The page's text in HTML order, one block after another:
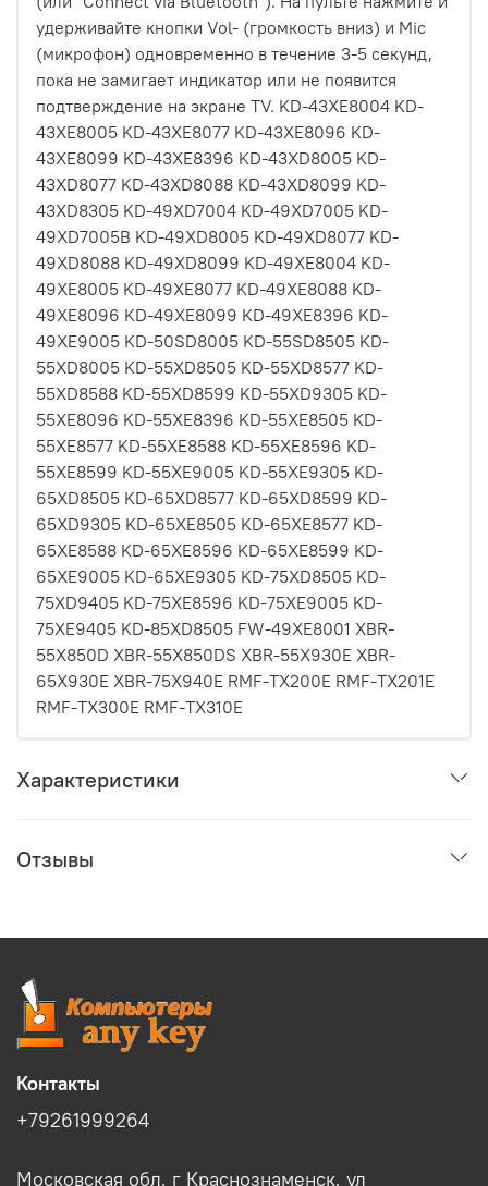
удерживайте кнопки Vol- (громкость вниз) и Mic
(микрофон) одновременно в течение 3-5 секунд,
пока не замигает индикатор или не появится
подтверждение на экране TV. KD-43XE8004 KD-
43XE8005 KD-43XE8077 KD-43XE8096 KD-
43XE8099 KD-43XE8396 KD-43XD8005 KD-
43XD8077 KD-43XD8088 KD-43XD8099 KD-
43XD8305 KD-49XD7004 KD-49XD7005 KD-
49XD7005B KD-49XD8005 KD-49XD8077 KD-
49XD8088 KD-49XD8099 KD-49XE8004 KD-
49XE8005 KD-49XE8077 KD-49XE8088 KD-
49XE8096 KD-49XE8099 KD-49XE8396 KD-
49XE9005 KD-50SD8005 KD-55SD8505 KD-
55XD8005 KD-55XD8505 KD-55XD8577 KD-
55XD8588 KD-55XD8599 KD-55XD9305 KD-
55XE8096 KD-55XE8396 KD-55XE8505 KD-
55XE8577 KD-55XE8588 KD-55XE8596 KD-
55XE8599 KD-55XE9005 KD-55XE9305 KD-
65XD8505 KD-65XD8577 KD-65XD8599 KD-
65XD9305 KD-65XE8505 KD-65XE8577 KD-
65XE8588 KD-65XE8596 KD-65XE8599 KD-
65XE9005 KD-65XE9305 KD-75XD8505 KD-
75XD9405 KD-75XE8596 KD-75XE9005 KD-
75XE9405 KD-85XD8505 FW-49XE8001 XBR-
55X850D XBR-55X850DS XBR-55X930E XBR-
65X930E XBR-75X940E RMF-TX200E RMF-TX201E
RMF-TX300E RMF-TX310E
Характеристики
Отзывы
Контакты
+79261999264
Московская обл, г Краснознаменск, ул